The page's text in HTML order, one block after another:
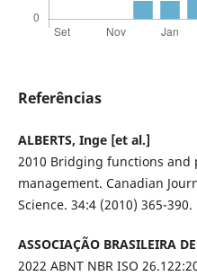
Referências
ALBERTS, Inge [et al.]
2010 Bridging functions and
management. Canadian
Science. 34:4 (2010) 365-390.
ASSOCIAÇÃO BRASILEIRA
2022 ABNT NBR ISO